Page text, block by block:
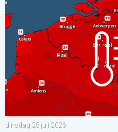
Woensdag bijna overal tropisch
dinsdag 28 juli 2026